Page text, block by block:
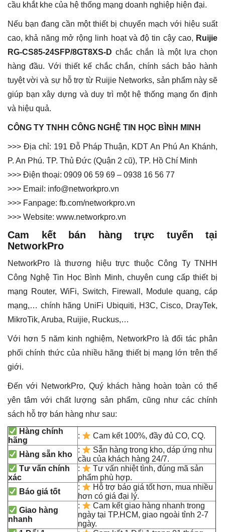
cầu khắt khe của hệ thống mạng doanh nghiệp hiện đại.
Nếu bạn đang cần một thiết bị chuyển mạch với hiệu suất
cao, khả năng mở rộng linh hoạt và độ tin cậy cao, Ruijie
RG-CS85-24SFP/8GT8XS-D chắc chắn là một lựa chọn
hàng đầu. Với thiết kế chắc chắn, chính sách bảo hành
tuyệt vời và sự hỗ trợ từ Ruijie Networks, sản phẩm này sẽ
giúp bạn xây dựng và duy trì một hệ thống mạng ổn định
và hiệu quả.
CÔNG TY TNHH CÔNG NGHỆ TIN HỌC BÌNH MINH
>>> Địa chỉ: 191 Đỗ Pháp Thuận, KDT An Phú An Khánh,
P. An Phú. TP. Thủ Đức (Quận 2 cũ), TP. Hồ Chí Minh
>>> Điện thoại: 0909 06 59 69 – 0938 16 56 77
>>> Email: info@networkpro.vn
>>> Fanpage: fb.com/networkpro.vn
>>> Website: www.networkpro.vn
Cam kết bán hàng trực tuyến tại
NetworkPro
NetworkPro là thương hiệu trực thuộc Công Ty TNHH
Công Nghệ Tin Học Bình Minh, chuyên cung cấp thiết bị
mạng Router, WiFi, Switch, Firewall, Module quang, cáp
mạng,… chính hãng UniFi Ubiquiti, H3C, Cisco, DrayTek,
MikroTik, Aruba, Ruijie, Ruckus,…
Với hơn 5 năm kinh nghiệm, NetworkPro là đối tác phân
phối chính thức của nhiều hãng thiết bị mạng lớn trên thế
giới.
Đến với NetworkPro, Quý khách hàng hoàn toàn có thể
yên tâm với chất lượng sản phẩm, cũng như các chính
sách hỗ trợ bán hàng như sau:
Hàng chính
hãng
: Cam kết 100%, đầy đủ CO, CQ.
Hàng sẵn kho
:
Sẵn hàng trong kho, dáp ứng nhu
cầu của khách hàng 24/7.
Tư vấn chính
xác
:
Tư vấn nhiệt tình, đúng mã sản
phẩm phù hợp.
Báo giá tốt
:
Hỗ trợ báo giá tốt hơn, mua nhiều
hơn có giá đại lý.
Giao hàng
nhanh
:
Cam kết giao hàng nhanh trong
ngày tại TP.HCM, giao ngoài tỉnh 2-7
ngày.